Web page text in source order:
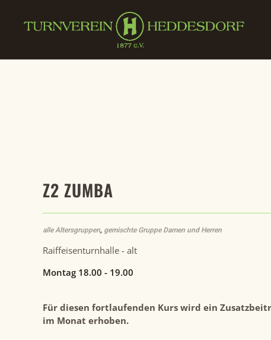
Zum Hauptinhalt springen
Z2 ZUMBA
alle Altersgruppen, gemischte Gruppe Damen und Herren
Raiffeisenturnhalle - alt
Montag 18.00 - 19.00
Für diesen fortlaufenden Kurs wird ein
im Monat erhoben.